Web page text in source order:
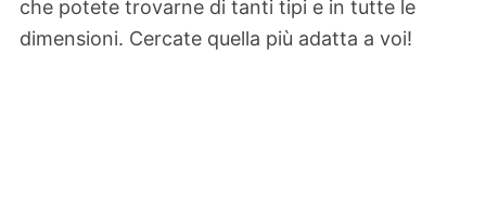
che potete trovarne di tanti tipi e in tutte le
dimensioni. Cercate quella più adatta a voi!